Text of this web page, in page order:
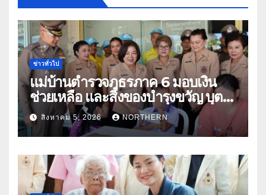
ข่าวทั่วไป
แม่บ้านตำรวจภูธรภาค 6 มอบเงิน
ช่วยเหลือ และสิ่งของบำรุงขวัญ บุตร-
ธิดา ข้าราชการตำรวจจังหวัด
อุทัยธานี
สิงหาคม 5, 2026 NORTHERN